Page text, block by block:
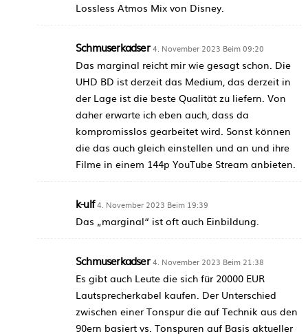
Lossless Atmos Mix von Disney.
Schmuserkadser 4. November 2023 Beim 09:20
Das marginal reicht mir wie gesagt schon. Die
UHD BD ist derzeit das Medium, das derzeit in
der Lage ist die beste Qualität zu liefern. Von
daher erwarte ich eben auch, dass da
kompromisslos gearbeitet wird. Sonst können
die das auch gleich einstellen und an und ihre
Filme in einem 144p YouTube Stream anbieten.
k-ulf 4. November 2023 Beim 19:39
Das „marginal“ ist oft auch Einbildung.
Schmuserkadser 4. November 2023 Beim 21:38
Es gibt auch Leute die sich für 20000 EUR
Lautsprecherkabel kaufen. Der Unterschied
zwischen einer Tonspur die auf Technik aus den
90ern basiert vs. Tonspuren auf Basis aktueller